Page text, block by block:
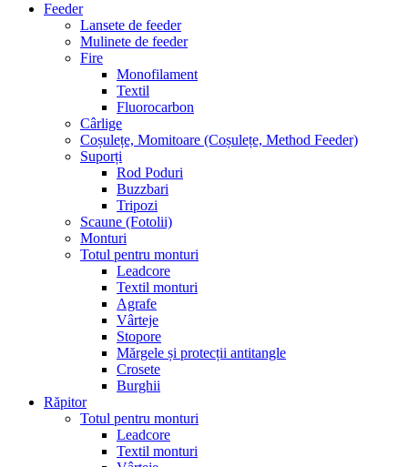
Feeder
Lansete de feeder
Mulinete de feeder
Fire
Monofilament
Textil
Fluorocarbon
Cârlige
Coșulețe, Momitoare (Coșulețe, Method Feeder)
Suporți
Rod Poduri
Buzzbari
Tripozi
Scaune (Fotolii)
Monturi
Totul pentru monturi
Leadcore
Textil monturi
Agrafe
Vârteje
Stopore
Mărgele și protecții antitangle
Crosete
Burghii
Răpitor
Totul pentru monturi
Leadcore
Textil monturi